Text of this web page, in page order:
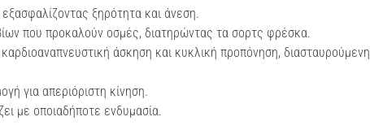
ξηρότητα και άνεση.
που προκαλούν οσμές, διατηρώντας τα σορτς φρέσκα.
άσκηση και κυκλική προπόνηση, διασταυρούμενη
για απεριόριστη κίνηση.
με οποιαδήποτε ενδυμασία.